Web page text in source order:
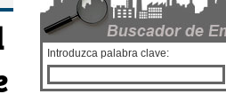
Introduzca palabra clave: